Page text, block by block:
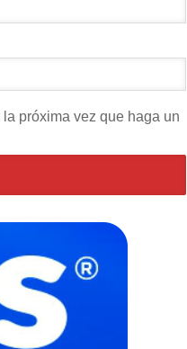
próxima vez que haga un